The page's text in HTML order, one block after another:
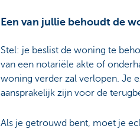
Een van jullie behoudt de
Stel: je beslist de woning te
van een notariële akte of
woning verder zal verlopen. Je
aansprakelijk zijn voor de
Als je getrouwd bent, moet je